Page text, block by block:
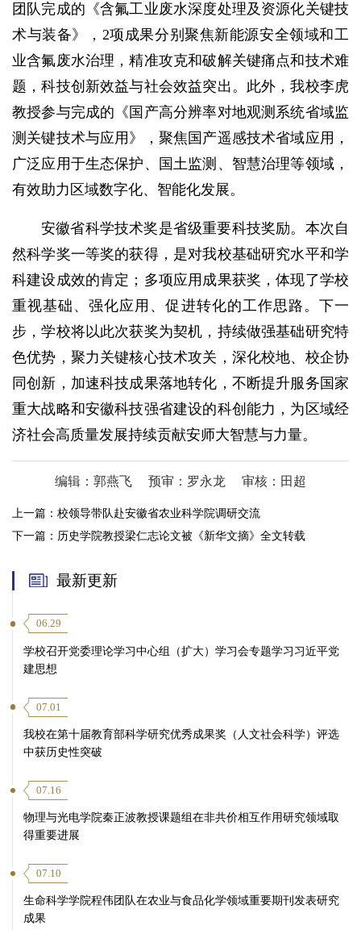
团队完成的《含氟工业废水深度处理及资源化关键技
术与装备》，2项成果分别聚焦新能源安全领域和工
业含氟废水治理，精准攻克和破解关键痛点和技术难
题，科技创新效益与社会效益突出。此外，我校李虎
教授参与完成的《国产高分辨率对地观测系统省域监
测关键技术与应用》，聚焦国产遥感技术省域应用，
广泛应用于生态保护、国土监测、智慧治理等领域，
有效助力区域数字化、智能化发展。
安徽省科学技术奖是省级重要科技奖励。本次自
然科学奖一等奖的获得，是对我校基础研究水平和学
科建设成效的肯定；多项应用成果获奖，体现了学校
重视基础、强化应用、促进转化的工作思路。下一
步，学校将以此次获奖为契机，持续做强基础研究特
色优势，聚力关键核心技术攻关，深化校地、校企协
同创新，加速科技成果落地转化，不断提升服务国家
重大战略和安徽科技强省建设的科创能力，为区域经
济社会高质量发展持续贡献安师大智慧与力量。
编辑：郭燕飞 预审：罗永龙 审核：田超
上一篇： 校领导带队赴安徽省农业科学院调研交流
下一篇： 历史学院教授梁仁志论文被《新华文摘》全文转载
最新更新
06.29
学校召开党委理论学习中心组（扩大）学习会专题学习习近平党
建思想
07.01
我校在第十届教育部科学研究优秀成果奖（人文社会科学）评选
中获历史性突破
07.16
物理与光电学院秦正波教授课题组在非共价相互作用研究领域取
得重要进展
07.10
生命科学学院程伟团队在农业与食品化学领域重要期刊发表研究
成果